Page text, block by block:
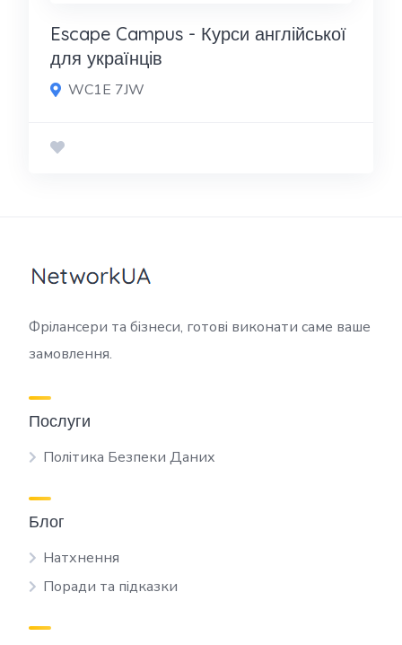
Escape Campus - Курси англійської
для українців
WC1E 7JW
Фрілансери та бізнеси, готові виконати саме ваше
замовлення.
Послуги
Політика Безпеки Даних
Блог
Натхнення
Поради та підказки